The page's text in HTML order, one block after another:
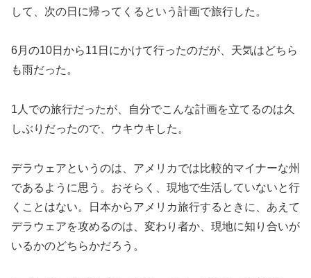
して、次の日に帰ってくるという計画で旅行した。
6月の10日から11日にかけて行ったのだが、天気はどちら
も雨だった。
1人での旅行だったが、自分でこんな計画を立てるのは久
しぶりだったので、ウキウキした。
デラウェアというのは、アメリカでは比較的マイナーな州
であるように思う。おそらく、現地で生活していないと行
くことはない。日本からアメリカ旅行するときに、あえて
デラウェアを攻めるのは、変わり者か、現地に知り合いが
いるかのどちらかだろう。